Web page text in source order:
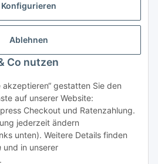
Konfigurieren
Ablehnen
Co nutzen
akzeptieren“ gestatten Sie den
auf unserer Website:
Checkout und Ratenzahlung.
jederzeit ändern
unten). Weitere Details finden
und in unserer
.
widerrufen
USt., zzgl.